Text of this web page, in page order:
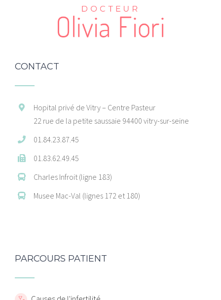
CONTACT
Hopital privé de Vitry – Centre Pasteur
22 rue de la petite saussaie 94400 vitry-sur-seine
01.84.23.87.45
01.83.62.49.45
Charles Infroit (ligne 183)
Musee Mac-Val (lignes 172 et 180)
PARCOURS PATIENT